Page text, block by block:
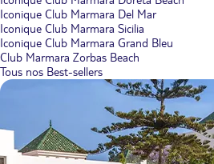
Iconique Club Marmara Del Mar
Iconique Club Marmara Sicilia
Iconique Club Marmara Grand Bleu
Club Marmara Zorbas Beach
Tous nos Best-sellers